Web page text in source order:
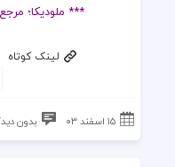
*** ملودیکا؛
لینک کوتاه
۱۵ اسفند ۰۳ بدون